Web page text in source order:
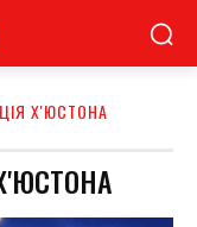
Х'ЮСТОНА